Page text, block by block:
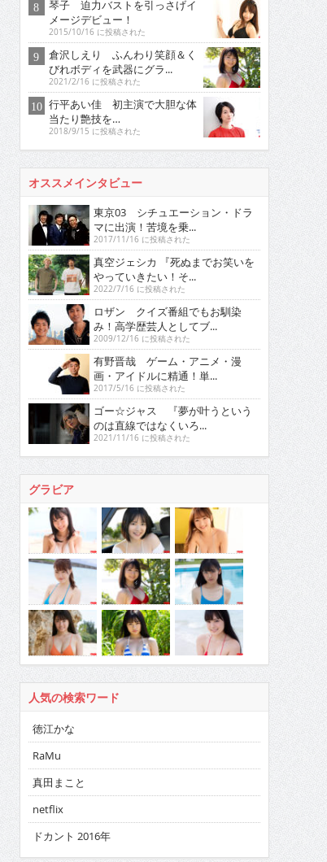
琴子 迫力バストを引っさげイ
メージデビュー！
2015/10/16 に投稿された
倉沢しえり ふんわり笑顔＆く
びれボディを武器にグラ...
2021/2/16 に投稿された
行平あい佳 初主演で大胆な体
当たり艶技を…
2018/9/15 に投稿された
オススメインタビュー
東京03 シチュエーション・ドラ
マに出演！苦境を乗...
2017/11/16 に投稿された
真空ジェシカ 『死ぬまでお笑いを
やっていきたい！そ...
2022/7/16 に投稿された
ロザン クイズ番組でもお馴染
み！高学歴芸人としてブ...
2009/12/16 に投稿された
有野晋哉 ゲーム・アニメ・漫
画・アイドルに精通！単...
2017/5/16 に投稿された
ゴー☆ジャス 『夢が叶うという
のは直線ではなくいろ...
2021/11/16 に投稿された
グラビア
人気の検索ワード
徳江かな
RaMu
真田まこと
netflix
ドカント 2016年